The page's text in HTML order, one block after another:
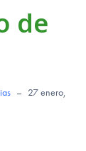
de
– 27 enero,